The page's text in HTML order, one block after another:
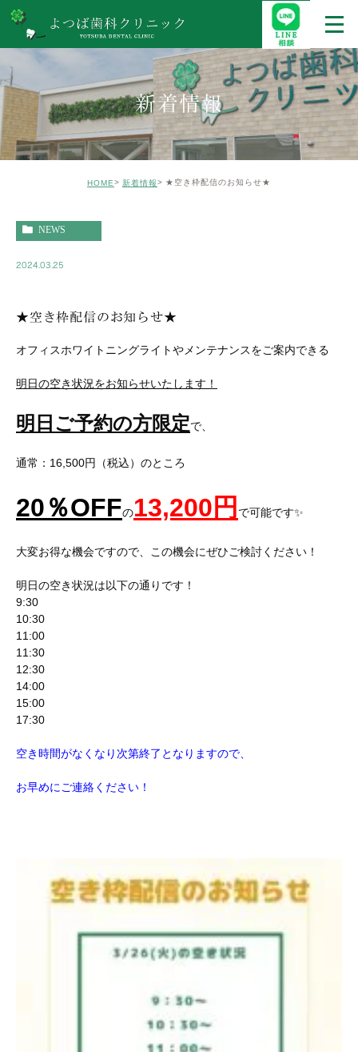
新着情報
HOME 新着情報 ★空き枠配信のお知らせ★
NEWS
2024.03.25
★空き枠配信のお知らせ★
オフィスホワイトニングライトやメンテナンスをご案内できる
明日の空き状況をお知らせいたします！
明日ご予約の方限定で、
通常：16,500円（税込）のところ
20％OFFの13,200 円 で可能です✨
大変お得な機会ですので、この機会にぜひご検討ください！
明日の空き状況は以下の通りです！
9:30
10:30
11:00
11:30
12:30
14:00
15:00
17:30
空き時間がなくなり次第終了となりますので、
お早めにご連絡ください！